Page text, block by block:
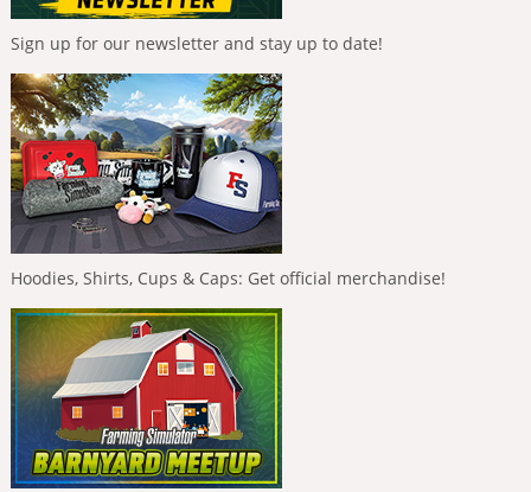
Sign up for our newsletter and stay up to date!
Hoodies, Shirts, Cups & Caps: Get official merchandise!